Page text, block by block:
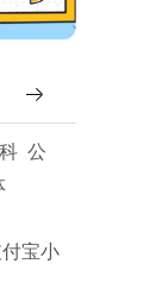
公
宝小